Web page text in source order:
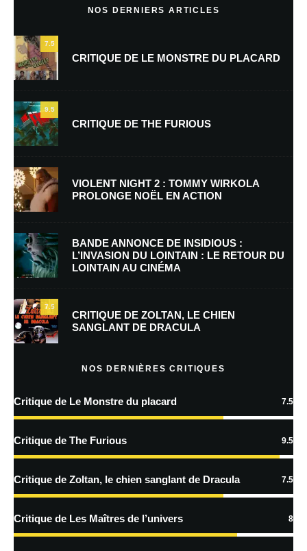
Nom*
E-mail *
Enregistrer mon nom, mon e-mail et mon site dans le navigateur pour
mon prochain commentaire.
Prévenez-moi de tous les nouveaux commentaires par e-mail.
Prévenez-moi de tous les nouveaux articles par e-mail.
En savoir
traitées
NOS DERNIERS ARTICLES
7.5
CRITIQUE DE LE MONSTRE DU PLACARD
9.5
CRITIQUE DE THE FURIOUS
VIOLENT NIGHT 2 : TOMMY WIRKOLA
PROLONGE NOËL EN ACTION
BANDE ANNONCE DE INSIDIOUS :
L’INVASION DU LOINTAIN : LE RETOUR DU
LOINTAIN AU CINÉMA
7.5
CRITIQUE DE ZOLTAN, LE CHIEN
SANGLANT DE DRACULA
NOS DERNIÈRES CRITIQUES
Critique de Le Monstre du placard 7.5
Critique de The Furious 9.5
Critique de Zoltan, le chien sanglant de Dracula 7.5
Critique de Les Maîtres de l’univers 8